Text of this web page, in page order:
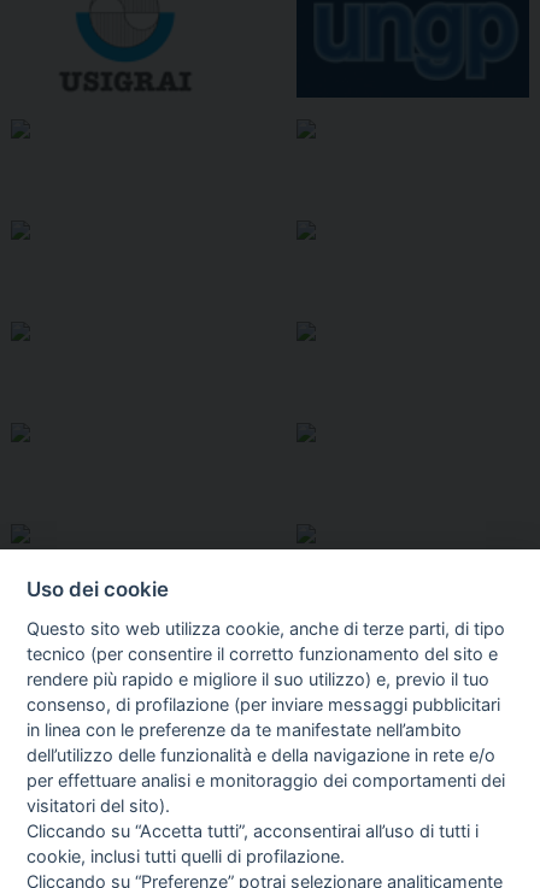
I libri Vedi tutti
Uso dei cookie
Questo sito web utilizza cookie, anche di terze parti, di tipo
tecnico (per consentire il corretto funzionamento del sito e
rendere più rapido e migliore il suo utilizzo) e, previo il tuo
consenso, di profilazione (per inviare messaggi pubblicitari
in linea con le preferenze da te manifestate nell’ambito
dell’utilizzo delle funzionalità e della navigazione in rete e/o
per effettuare analisi e monitoraggio dei comportamenti dei
visitatori del sito).
Cliccando su “Accetta tutti”, acconsentirai all’uso di tutti i
cookie, inclusi tutti quelli di profilazione.
Cliccando su “Preferenze” potrai selezionare analiticamente